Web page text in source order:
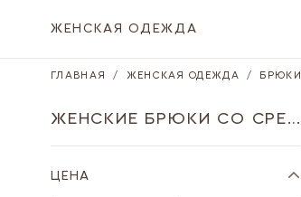
ЖЕНСКАЯ ОДЕЖДА
ГЛАВНАЯ / ЖЕНСКАЯ ОДЕЖДА / БРЮКИ
ЖЕНСКИЕ БРЮКИ СО СРЕДНЕЙ ПОСАДКОЙ
ЦЕНА